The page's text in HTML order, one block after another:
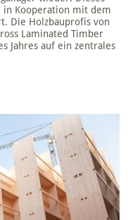
Kooperation mit dem
Die Holzbauprofis von
Laminated Timber
Jahres auf ein zentrales